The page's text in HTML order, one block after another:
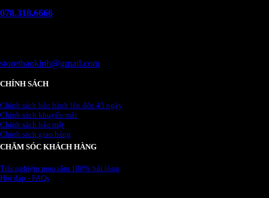
078.318.6666
storethaokinh@gmail.com
CHÍNH SÁCH
Chính sách bảo hành lên đến 45 ngày
Chính sách khuyến mãi
Chính sách bảo mật
Chính sách giao hàng
CHĂM SÓC KHÁCH HÀNG
Trải nghiệm mua sắm 100% hài lòng
Hỏi đáp - FAQs